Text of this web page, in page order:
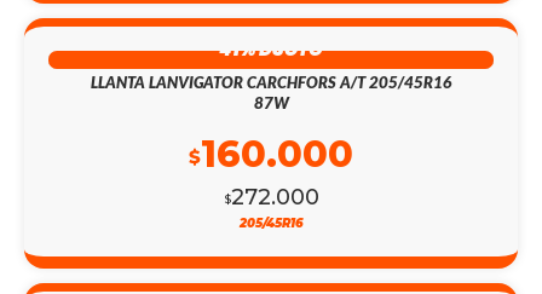
41% DSCTO
LLANTA LANVIGATOR CARCHFORS A/T 205/45R16
87W
$272.000
$160.000
205/45R16